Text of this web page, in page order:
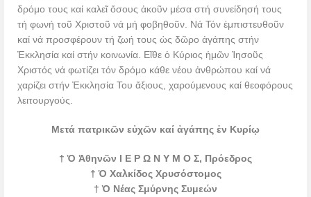
δρόμο τους καί καλεῖ ὅσους ἀκοῦν μέσα στή συνείδησή τους
τή φωνή τοῦ Χριστοῦ νά μή φοβηθοῦν. Νά Τόν ἐμπιστευθοῦν
καί νά προσφέρουν τή ζωή τους ὡς δῶρο ἀγάπης στήν
Ἐκκλησία καί στήν κοινωνία. Εἴθε ὁ Κύριος ἡμῶν Ἰησοῦς
Χριστός νά φωτίζει τόν δρόμο κάθε νέου ἀνθρώπου καί νά
χαρίζει στήν Ἐκκλησία Του ἄξιους, χαρούμενους καί θεοφόρους
λειτουργούς.
Μετά πατρικῶν εὐχῶν καί ἀγάπης ἐν Κυρίῳ
† Ὁ Ἀθηνῶν Ι Ε Ρ Ω Ν Υ Μ Ο Σ, Πρόεδρος
† Ὁ Χαλκίδος Χρυσόστομος
† Ὁ Νέας Σμύρνης Συμεών